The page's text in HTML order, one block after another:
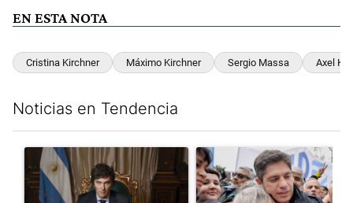
EN ESTA NOTA
Cristina Kirchner Máximo Kirchner Sergio Massa Axel
Noticias en Tendencia
Un artículo de tendencia con el título "Milei, listo para 'atajar'
Un artículo de tendencia con